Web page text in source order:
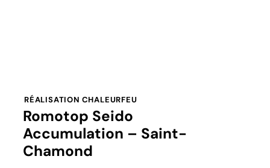
RÉALISATION CHALEURFEU
Romotop Seido
Accumulation – Saint-
Chamond